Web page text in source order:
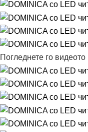
Погледнете го видеото